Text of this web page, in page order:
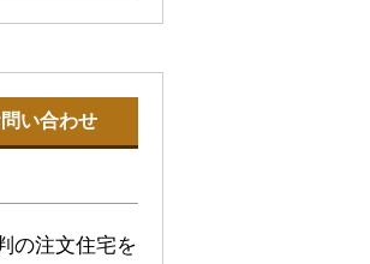
い合わせ
の注文住宅を